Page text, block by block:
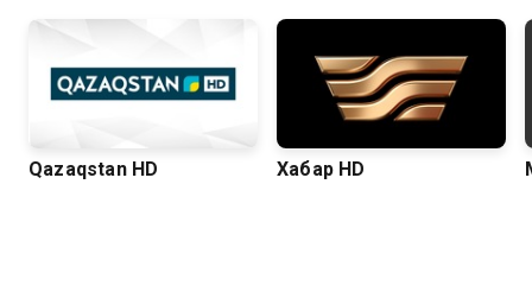
Qazaqstan HD Хабар HD